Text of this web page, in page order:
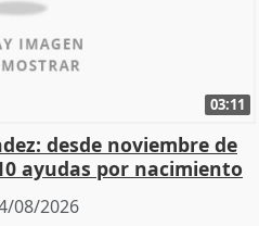
03:11
desde noviembre de
ayudas por nacimiento
08/2026